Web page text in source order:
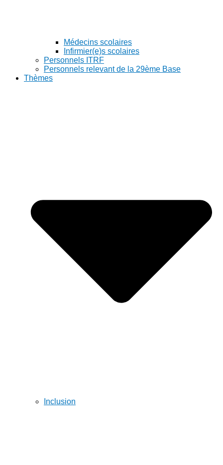
Médecins scolaires
Infirmier(e)s scolaires
Personnels ITRF
Personnels relevant de la 29ème Base
Thèmes
Inclusion